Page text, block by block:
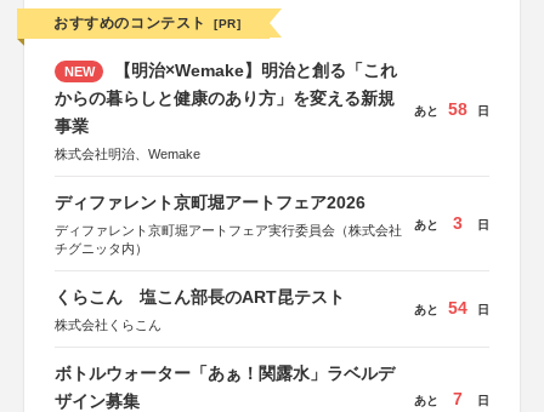
おすすめのコンテスト [PR]
NEW
【明治×Wemake】明治と創る「これ
からの暮らしと健康のあり方」を変える新規
事業
株式会社明治、Wemake
あと 58 日
ディファレント京町堀アートフェア2026
ディファレント京町堀アートフェア実行委員会（株式会社
チグニッタ内）
あと 3 日
くらこん 塩こん部長のART昆テスト
株式会社くらこん
あと 54 日
ボトルウォーター「あぁ！関露水」ラベルデ
ザイン募集
あと 7 日